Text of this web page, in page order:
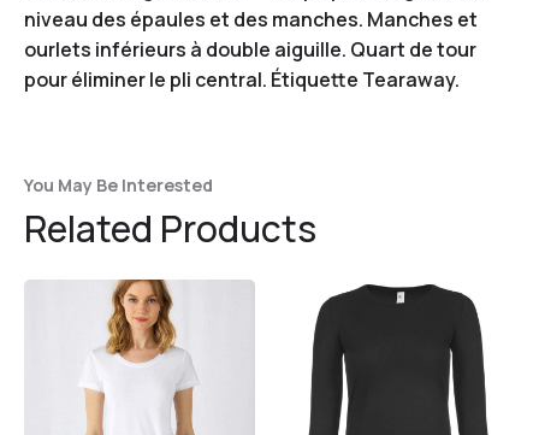
niveau des épaules et des manches. Manches et
ourlets inférieurs à double aiguille. Quart de tour
pour éliminer le pli central. Étiquette Tearaway.
You May Be Interested
Related Products